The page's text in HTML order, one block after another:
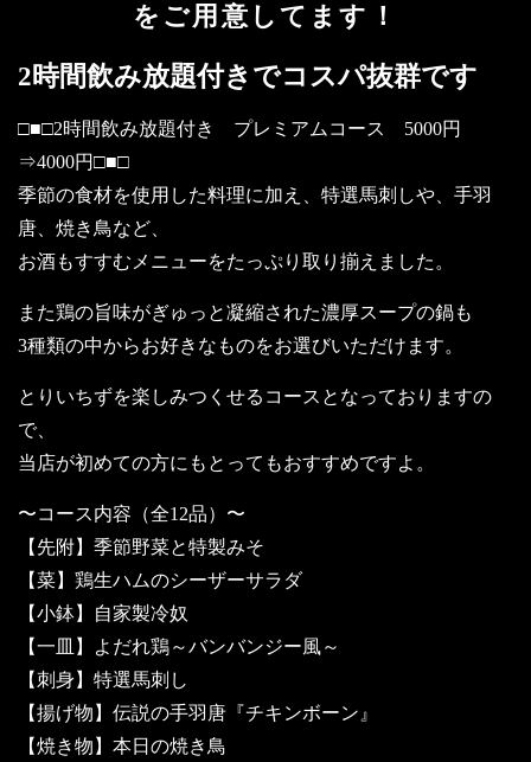
をご用意してます！
2時間飲み放題付きでコスパ抜群です
□■□2時間飲み放題付き プレミアムコース 5000円
⇒4000円□■□
季節の食材を使用した料理に加え、特選馬刺しや、手羽
唐、焼き鳥など、
お酒もすすむメニューをたっぷり取り揃えました。
また鶏の旨味がぎゅっと凝縮された濃厚スープの鍋も
3種類の中からお好きなものをお選びいただけます。
とりいちずを楽しみつくせるコースとなっておりますの
で、
当店が初めての方にもとってもおすすめですよ。
〜コース内容（全12品）〜
【先附】季節野菜と特製みそ
【菜】鶏生ハムのシーザーサラダ
【小鉢】自家製冷奴
【一皿】よだれ鶏～バンバンジー風～
【刺身】特選馬刺し
【揚げ物】伝説の手羽唐『チキンボーン』
【焼き物】本日の焼き鳥